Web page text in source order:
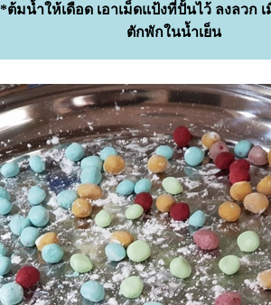
*ต้มน้ำให้เดือด เอาเม็ดแป้งที่ปั้นไว้ ลงลวก
ตักพักในน้ำเย็น